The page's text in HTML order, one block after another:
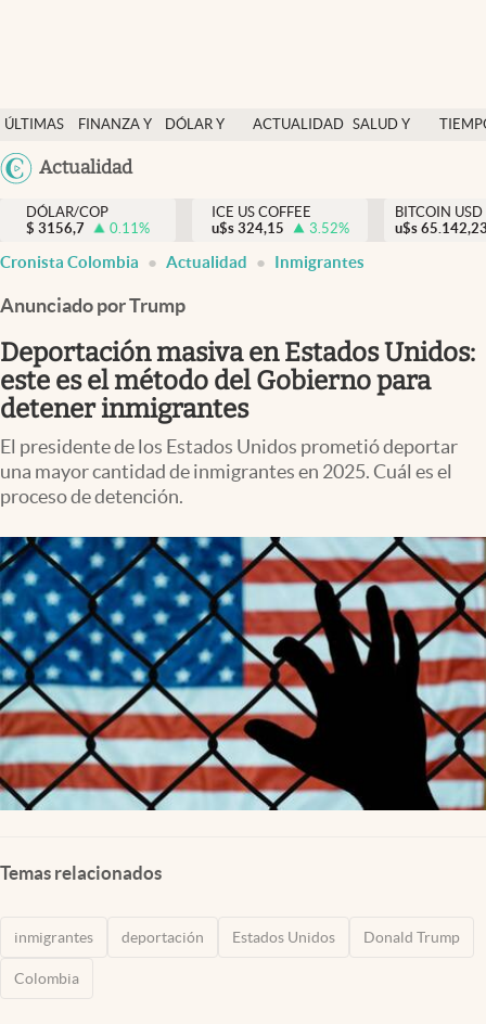
ÚLTIMAS
NOTICIAS
FINANZA Y
DÓLAR Y
ACTUALIDAD SALUD Y
México
Actualidad
Salud y nutrición
Vida espiritual
Actualidad
Colombia
DÓLAR/COP
$ 3156,7 0.11%
ICE US COFFEE
u$s 324,15 3.52%
BITCOIN USD
u$s
Cronista Colombia Actualidad Inmigrantes
Anunciado por Trump
Deportación masiva en Estados Unidos:
este es el método del Gobierno para
detener inmigrantes
El presidente de los Estados Unidos prometió deportar
una mayor cantidad de inmigrantes en 2025. Cuál es el
proceso de detención.
Temas relacionados
inmigrantes deportación Estados Unidos Donald Trump
Colombia